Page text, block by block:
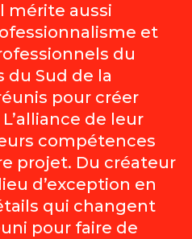
mérite aussi
et
du
du Sud de la
pour créer
de leur
compétences
projet. Du créateur
d’exception en
qui changent
pour faire de